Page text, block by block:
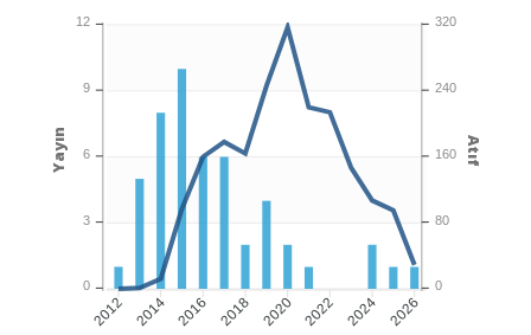
2012 2014 2016 2018 2020 2022 2024 2026
320
240
160
80
0
Atıf
12
9
6
3
0
Yayın